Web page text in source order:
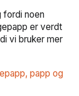
fordi noen
er verdt
vi bruker mer
papp og